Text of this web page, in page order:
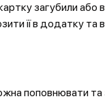
загубили або
її в додатку та
поповнювати